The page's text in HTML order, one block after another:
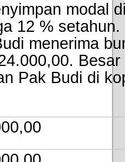
modal
12 %
menerima
Besar
Pak Budi di